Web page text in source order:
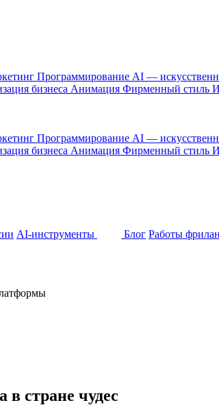
Программирование AI —
бизнеса Анимация Фирменный стиль
Программирование AI —
бизнеса Анимация Фирменный стиль
AI-инструменты Блог Работы
стране чудес